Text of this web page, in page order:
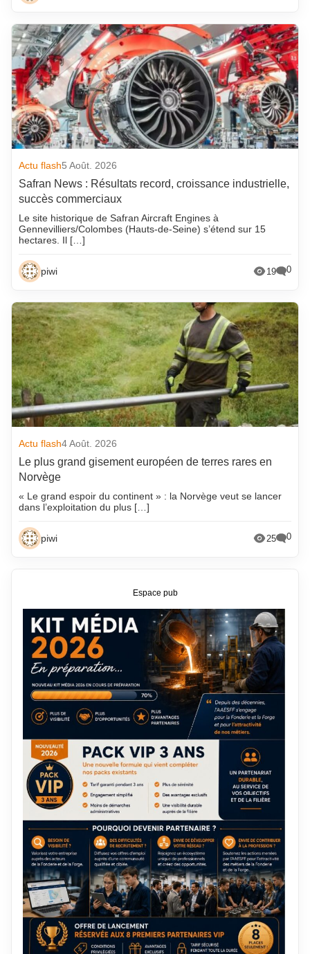
Actu flash5 Août. 2026
Safran News : Résultats record, croissance industrielle,
succès commerciaux
Le site historique de Safran Aircraft Engines à
Gennevilliers/Colombes (Hauts-de-Seine) s’étend sur 15
hectares. Il […]
piwi 19 0
Actu flash4 Août. 2026
Le plus grand gisement européen de terres rares en
Norvège
« Le grand espoir du continent » : la Norvège veut se lancer
dans l’exploitation du plus […]
piwi 25 0
Espace pub